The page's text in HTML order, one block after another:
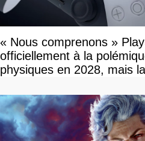
« Nous comprenons »
officiellement à la
physiques en 2028, mais